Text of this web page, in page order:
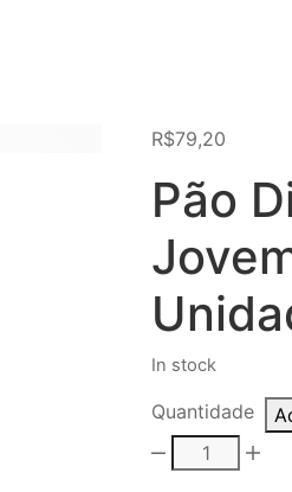
R$79,20
Pão
In stock
Quantidade